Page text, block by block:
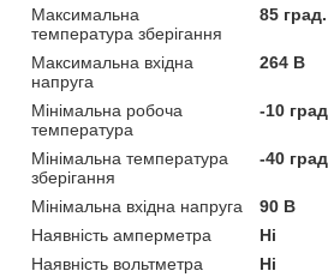
Максимальна
температура зберігання
85 град.
Максимальна вхідна
напруга
264 В
Мінімальна робоча
температура
-10
Мінімальна температура
зберігання
-40
Мінімальна вхідна напруга
90 В
Наявність амперметра
Ні
Наявність вольтметра
Ні